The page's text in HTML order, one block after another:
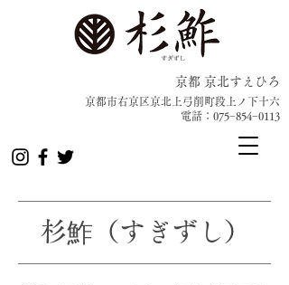
京都 京北すえひろ
京都市右京区京北上弓削町段上ノ下十六
​電話：075−854−0113
杉鮓（すぎずし）